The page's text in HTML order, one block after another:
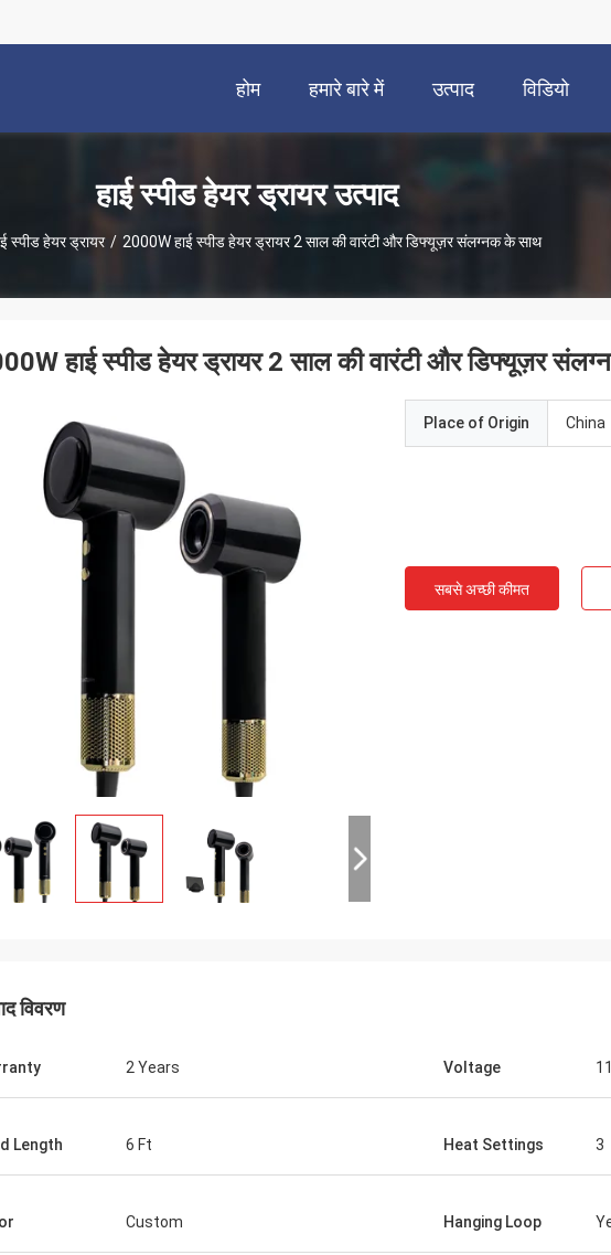
होम हमारे बारे में उत्पाद विडियो
हाई स्पीड हेयर ड्रायर उत्पाद
स्पीड हेयर ड्रायर / 2000W हाई स्पीड हेयर ड्रायर 2 साल की वारंटी और डिफ्यूज़र संलग्नक के साथ
हाई स्पीड हेयर ड्रायर 2 साल की वारंटी और डिफ्यूज़र
Place of Origin China
सबसे अच्छी कीमत
विवरण
2 Years Voltage
Length 6 Ft Heat Settings 3
Custom Hanging Loop